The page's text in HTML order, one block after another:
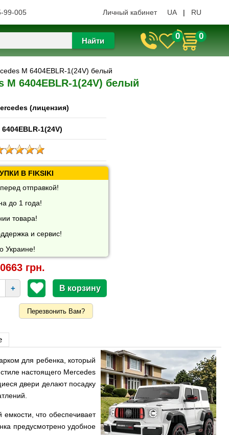
99-005 Личный кабинет UA | RU
Найти 0 0
M 6404EBLR-1(24V) белый
6404EBLR-1(24V) белый
(лицензия)
6404EBLR-1(24V)
В FIKSIKI
отправкой!
до 1 года!
товара!
и сервис!
Украине!
грн.
+
Перезвонить Вам?
для ребенка, который
настоящего Mercedes
двери делают посадку
что обеспечивает
предусмотрено удобное